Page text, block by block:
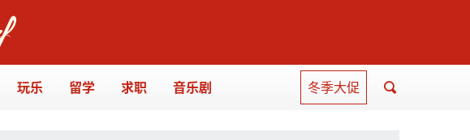
玩乐 留学 求职 音乐剧 冬季大促